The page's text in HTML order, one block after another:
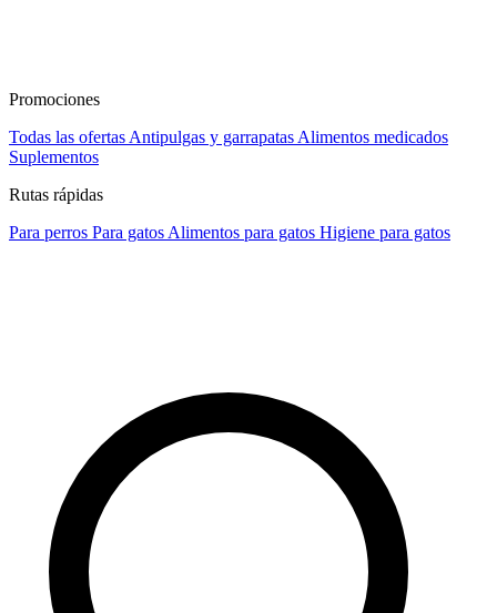
Promociones
Todas las ofertas Antipulgas y garrapatas Alimentos medicados
Suplementos
Rutas rápidas
Para perros Para gatos Alimentos para gatos Higiene para gatos